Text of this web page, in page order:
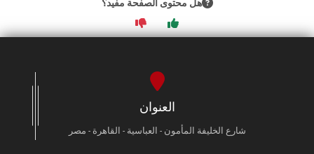
هل محتوى الصفحة مفيد؟
العنوان
شارع الخليفة المأمون - العباسية - القاهرة - مصر